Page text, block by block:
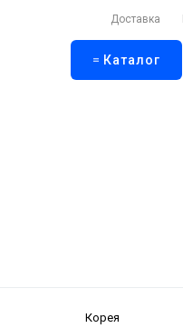
Доставка
Каталог
Корея